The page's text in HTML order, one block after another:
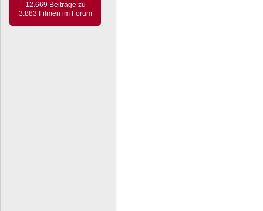
12.669 Beiträge zu
3.883 Filmen im Forum